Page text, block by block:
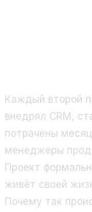
Каждый второй
внедрял CRM,
потрачены
менеджеры
Проект
живёт своей
Почему так